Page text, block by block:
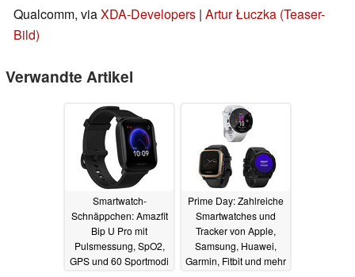
Qualcomm, viaXDA-Developers | Artur Łuczka (Teaser-
Bild)
Verwandte Artikel
Smartwatch-
Schnäppchen: Amazfit
Bip U Pro mit
Pulsmessung, SpO2,
GPS und 60 Sportmodi
Prime Day: Zahlreiche
Smartwatches und
Tracker von Apple,
Samsung, Huawei,
Garmin, Fitbit und mehr